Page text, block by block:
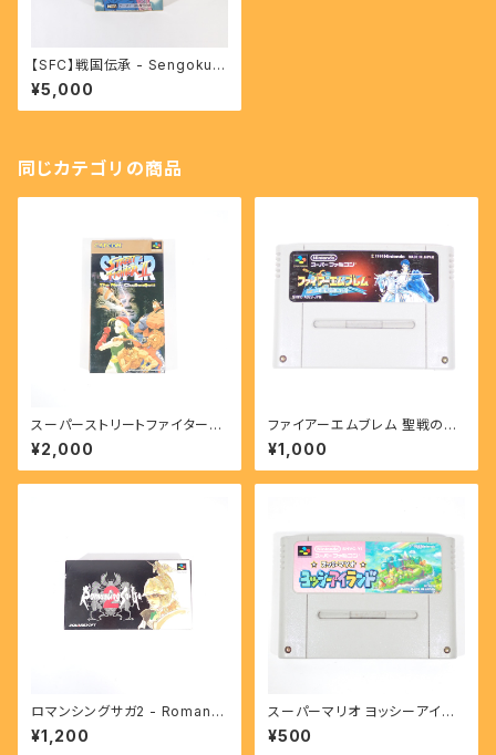
【SFC】戦国伝承 - Sengoku D
ensho
¥5,000
同じカテゴリの商品
スーパーストリートファイターⅡ
- SUPER STREET FIGHTER
II 【SFC】
¥2,000
ファイアーエムブレム 聖戦の系
譜 - FIRE EMBLEM Seisen
No Keihu 【SFC】
¥1,000
ロマンシングサガ2 - Romanci
ng Sa・Ga 2 【SFC】
¥1,200
スーパーマリオ ヨッシーアイラ
ンド - SUPER MARIO YOSS
Y ISLAND 【SFC】
¥500